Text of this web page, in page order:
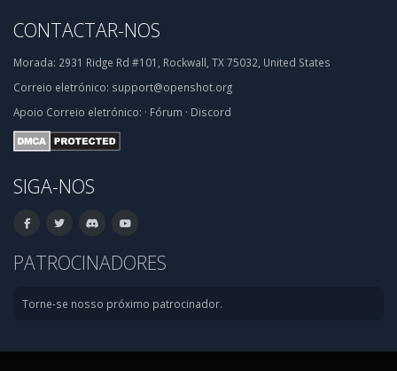
CONTACTAR-NOS
Morada: 2931 Ridge Rd #101, Rockwall, TX 75032, United States
Correio eletrónico: support@openshot.org
Apoio Correio eletrónico: · Fórum · Discord
SIGA-NOS
PATROCINADORES
Torne-se nosso próximo patrocinador.